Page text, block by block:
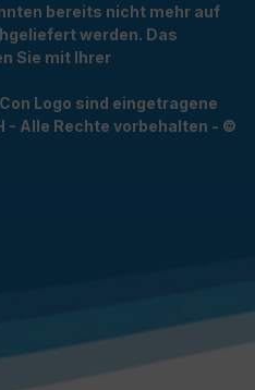
bereits nicht mehr auf
werden. Das
Sie mit Ihrer
Logo sind eingetragene
- Alle Rechte vorbehalten - ©